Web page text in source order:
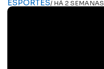
ESPORTES/ HÁ 2 SEMANAS